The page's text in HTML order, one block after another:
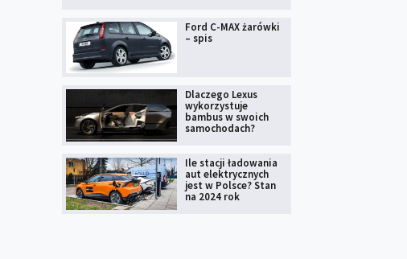
Ford C-MAX żarówki
– spis
Dlaczego Lexus
wykorzystuje
bambus w swoich
samochodach?
Ile stacji ładowania
aut elektrycznych
jest w Polsce? Stan
na 2024 rok